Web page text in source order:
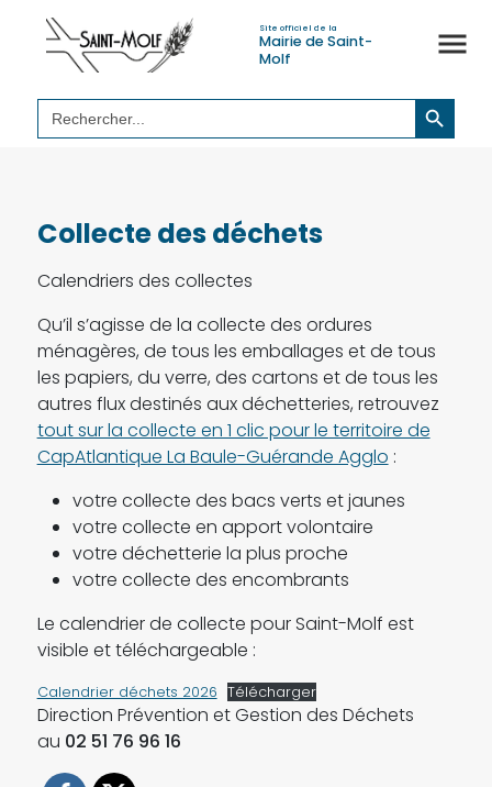
Site officiel de la
Mairie de Saint-
Molf
Search
for:
Search Button
Collecte des déchets
Calendriers des collectes
Qu’il s’agisse de la collecte des ordures
ménagères, de tous les emballages et de tous
les papiers, du verre, des cartons et de tous les
autres flux destinés aux déchetteries, retrouvez
tout sur la collecte en 1 clic pour le territoire de
CapAtlantique La Baule-Guérande Agglo :
votre collecte des bacs verts et jaunes
votre collecte en apport volontaire
votre déchetterie la plus proche
votre collecte des encombrants
Le calendrier de collecte pour Saint-Molf est
visible et téléchargeable :
Calendrier déchets 2026 Télécharger
Direction Prévention et Gestion des Déchets
au 02 51 76 96 16